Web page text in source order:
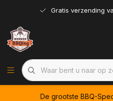
Gratis verzending
De grootste BBQ-